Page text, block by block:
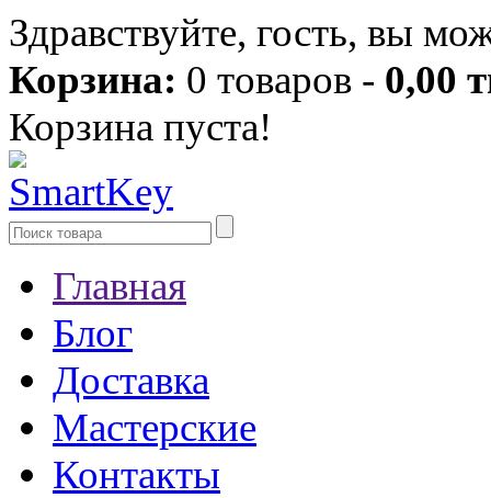
Здравствуйте, гость, вы
Корзина: 0 товаров - 0,00
Корзина пуста!
Главная
Блог
Доставка
Мастерские
Контакты